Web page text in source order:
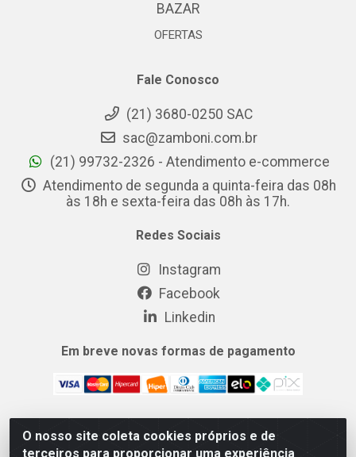
O nosso site coleta cookies próprios e de
terceiros para proporcionar uma experiência
BAZAR
OFERTAS
Fale Conosco
(21) 3680-0250 SAC
sac@zamboni.com.br
(21) 99732-2326 - Atendimento e-commerce
Atendimento de segunda a quinta-feira das 08h
às 18h e sexta-feira das 08h às 17h.
Redes Sociais
Instagram
Facebook
Linkedin
Em breve novas formas de pagamento
MIX CERTO DISTRIBUIDORA DE COSMÉTICOS ALIMENTOS E